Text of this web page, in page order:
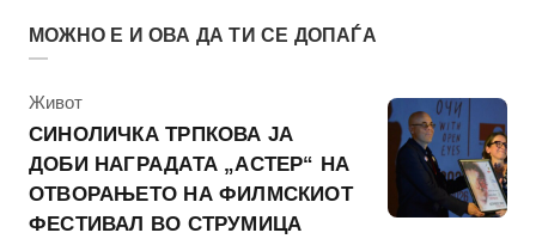
МОЖНО Е И ОВА ДА ТИ СЕ ДОПАЃА
КАтегорија
Живот
СИНОЛИЧКА ТРПКОВА ЈА
ДОБИ НАГРАДАТА „АСТЕР“ НА
ОТВОРАЊЕТО НА ФИЛМСКИОТ
ФЕСТИВАЛ ВО СТРУМИЦА